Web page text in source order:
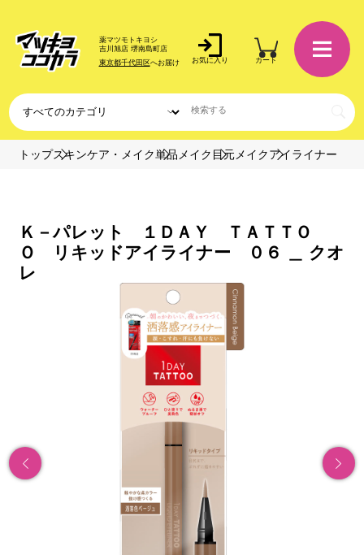
薬マツモトキヨシ
吉川旭店 堺南島町店
東京都千代田区へお届け お気に入り カート
トップスキンケア・メイク単品メイク 目元メイク アイライナー
Ｋ－パレット １ＤＡＹ ＴＡＴＴＯ
Ｏ リキッドアイライナー ０６ ＿ クオ
レ